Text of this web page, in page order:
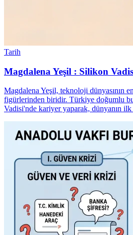
Tarih
Magdalena Yeşil : Silikon
Magdalena Yeşil, teknoloji dünyasının
figürlerinden biridir. Türkiye doğumlu
Vadisi'nde kariyer yaparak, dünyanın